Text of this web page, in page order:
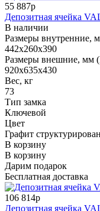
55 887р
Депозитная ячейка
В наличии
Размеры
442x260x390
Размеры внешние, мм
920x635x430
Вес, кг
73
Тип замка
Ключевой
Цвет
Графит
В корзину
В корзину
Дарим подарок
Бесплатная доставка
106 814р
Депозитная ячейка